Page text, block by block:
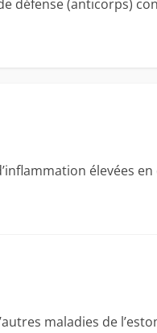
défense (anticorps)
élevées
maladies de